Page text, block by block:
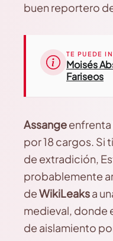
buen reportero
TE PUEDE
Moisés
Fariseos
Assangeenfrenta
por 18 cargos. Si
de extradición,
probablemente
deWikiLeaksa
medieval, donde
de aislamiento